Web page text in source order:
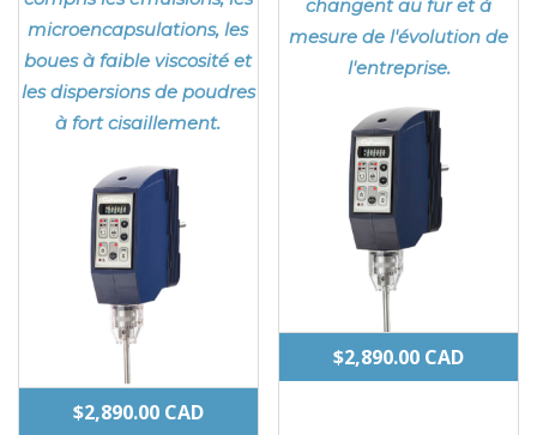
microencapsulations, les
boues à faible viscosité et
les dispersions de poudres
à fort cisaillement.
$2,890.00 CAD
changent au fur et à
mesure de l'évolution de
l'entreprise.
$2,890.00 CAD